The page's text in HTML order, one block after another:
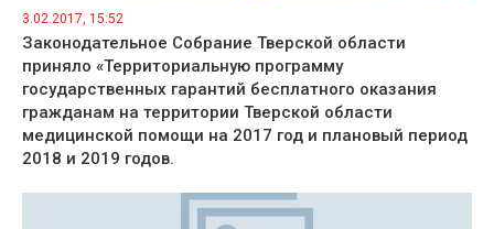
3.02.2017, 15:52
Законодательное Собрание Тверской области
приняло «Территориальную программу
государственных гарантий бесплатного оказания
гражданам на территории Тверской области
медицинской помощи на 2017 год и плановый период
2018 и 2019 годов.